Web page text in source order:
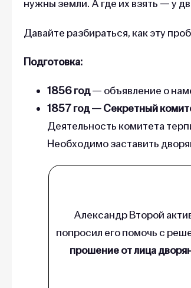
нужны земли. А где их взять — у
Давайте разбираться, как эту
Подготовка:
1856 год— объявление о
1857 год — Секретный
Деятельность комитета
Необходимо заставить
Александр Второй
попросил его помочь с
прошение от лица